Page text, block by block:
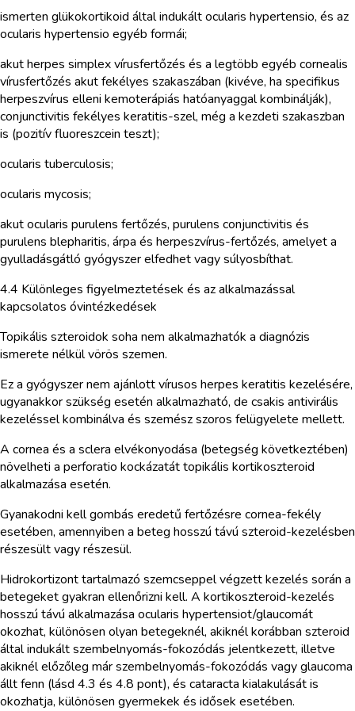
ismerten glükokortikoid által indukált ocularis hypertensio, és az
ocularis hypertensio egyéb formái;
akut herpes simplex vírusfertőzés és a legtöbb egyéb cornealis
vírusfertőzés akut fekélyes szakaszában (kivéve, ha specifikus
herpeszvírus elleni kemoterápiás hatóanyaggal kombinálják),
conjunctivitis fekélyes keratitis-szel, még a kezdeti szakaszban
is (pozitív fluoreszcein teszt);
ocularis tuberculosis;
ocularis mycosis;
akut ocularis purulens fertőzés, purulens conjunctivitis és
purulens blepharitis, árpa és herpeszvírus-fertőzés, amelyet a
gyulladásgátló gyógyszer elfedhet vagy súlyosbíthat.
4.4 Különleges figyelmeztetések és az alkalmazással
kapcsolatos óvintézkedések
Topikális szteroidok soha nem alkalmazhatók a diagnózis
ismerete nélkül vörös szemen.
Ez a gyógyszer nem ajánlott vírusos herpes keratitis kezelésére,
ugyanakkor szükség esetén alkalmazható, de csakis antivirális
kezeléssel kombinálva és szemész szoros felügyelete mellett.
A cornea és a sclera elvékonyodása (betegség következtében)
növelheti a perforatio kockázatát topikális kortikoszteroid
alkalmazása esetén.
Gyanakodni kell gombás eredetű fertőzésre cornea-fekély
esetében, amennyiben a beteg hosszú távú szteroid-kezelésben
részesült vagy részesül.
Hidrokortizont tartalmazó szemcseppel végzett kezelés során a
betegeket gyakran ellenőrizni kell. A kortikoszteroid-kezelés
hosszú távú alkalmazása ocularis hypertensiot/glaucomát
okozhat, különösen olyan betegeknél, akiknél korábban szteroid
által indukált szembelnyomás-fokozódás jelentkezett, illetve
akiknél előzőleg már szembelnyomás-fokozódás vagy glaucoma
állt fenn (lásd 4.3 és 4.8 pont), és cataracta kialakulását is
okozhatja, különösen gyermekek és idősek esetében.